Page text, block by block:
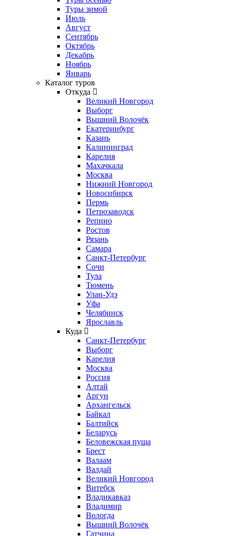
Туры зимой
Июль
Август
Сентябрь
Октябрь
Декабрь
Ноябрь
Январь
Каталог туров
Откуда
Великий Новгород
Выборг
Вышний Волочёк
Екатеринбург
Казань
Калининград
Карелия
Махачкала
Москва
Нижний Новгород
Новосибирск
Пермь
Петрозаводск
Репино
Ростов
Рязань
Самара
Санкт-Петербург
Сочи
Тула
Тюмень
Улан-Удэ
Уфа
Челябинск
Ярославль
Куда
Санкт-Петербург
Выборг
Карелия
Москва
Россия
Алтай
Аргун
Архангельск
Байкал
Балтийск
Беларусь
Беловежская пуща
Брест
Валаам
Валдай
Великий Новгород
Витебск
Владикавказ
Владимир
Вологда
Вышний Волочёк
Гатчина